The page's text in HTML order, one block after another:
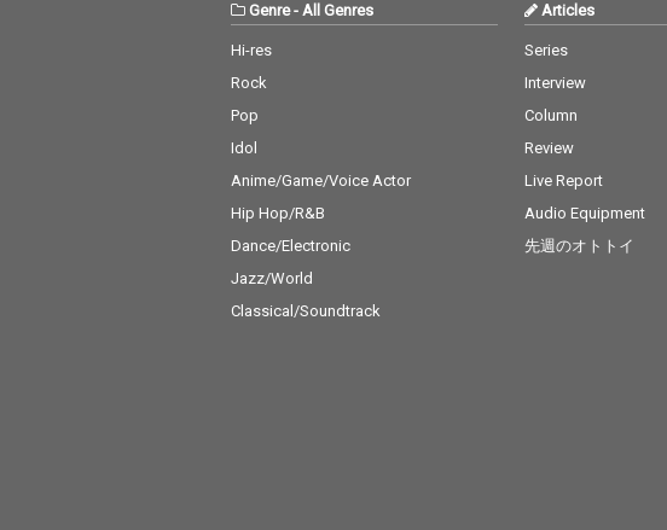
Genre- All Genres
Hi-res
Rock
Pop
Idol
Anime/Game/Voice Actor
Hip Hop/R&B
Dance/Electronic
Jazz/World
Classical/Soundtrack
Articles
Series
Interview
Column
Review
Live Report
Audio Equipment
先週のオトトイ